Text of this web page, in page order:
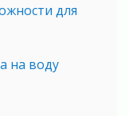
для
на воду